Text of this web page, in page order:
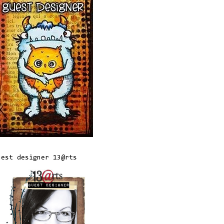
designer 13@rts